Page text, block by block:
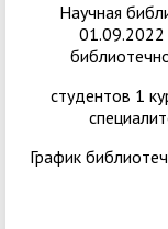
Научная
01.09.2022
студентов 1
График